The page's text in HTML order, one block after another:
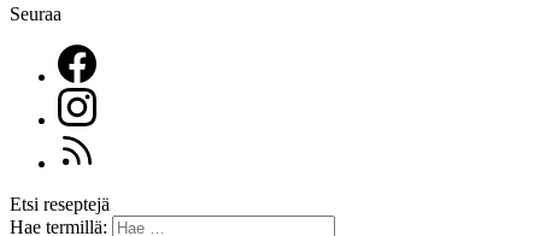
Seuraa
Etsi reseptejä
Hae termillä: